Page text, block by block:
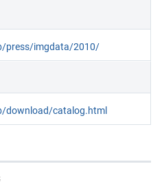
press/imgdata/2010/
download/catalog.html